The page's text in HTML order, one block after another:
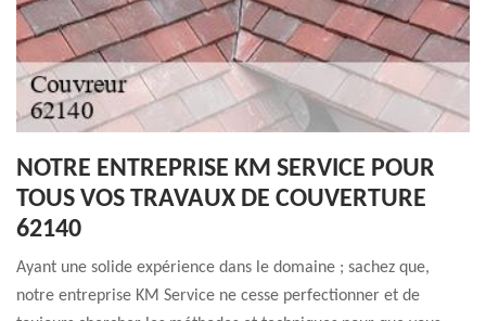
NOTRE ENTREPRISE KM SERVICE POUR
TOUS VOS TRAVAUX DE COUVERTURE
62140
Ayant une solide expérience dans le domaine ; sachez que,
notre entreprise KM Service ne cesse perfectionner et de